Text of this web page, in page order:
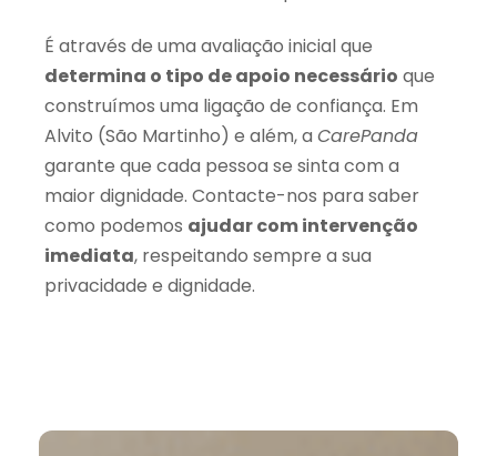
É através de uma avaliação inicial que
determina o tipo de apoio necessário que
construímos uma ligação de confiança. Em
Alvito (São Martinho) e além, a CarePanda
garante que cada pessoa se sinta com a
maior dignidade. Contacte-nos para saber
como podemos ajudar com intervenção
imediata, respeitando sempre a sua
privacidade e dignidade.